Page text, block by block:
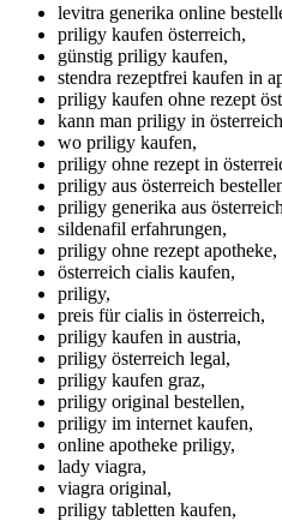
levitra generika online
priligy kaufen österreich,
günstig priligy kaufen,
stendra rezeptfrei kaufen in
priligy kaufen ohne rezept
kann man priligy in
wo priligy kaufen,
priligy ohne rezept in
priligy aus österreich
priligy generika aus
sildenafil erfahrungen,
priligy ohne rezept apotheke,
österreich cialis kaufen,
priligy,
preis für cialis in österreich,
priligy kaufen in austria,
priligy österreich legal,
priligy kaufen graz,
priligy original bestellen,
priligy im internet kaufen,
online apotheke priligy,
lady viagra,
viagra original,
priligy tabletten kaufen,